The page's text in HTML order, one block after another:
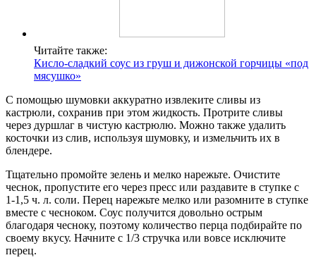
Читайте также:
Кисло-сладкий соус из груш и дижонской горчицы «под
мясушко»
С помощью шумовки аккуратно извлеките сливы из
кастрюли, сохранив при этом жидкость. Протрите сливы
через дуршлаг в чистую кастрюлю. Можно также удалить
косточки из слив, используя шумовку, и измельчить их в
блендере.
Тщательно промойте зелень и мелко нарежьте. Очистите
чеснок, пропустите его через пресс или раздавите в ступке с
1-1,5 ч. л. соли. Перец нарежьте мелко или разомните в ступке
вместе с чесноком. Соус получится довольно острым
благодаря чесноку, поэтому количество перца подбирайте по
своему вкусу. Начните с 1/3 стручка или вовсе исключите
перец.